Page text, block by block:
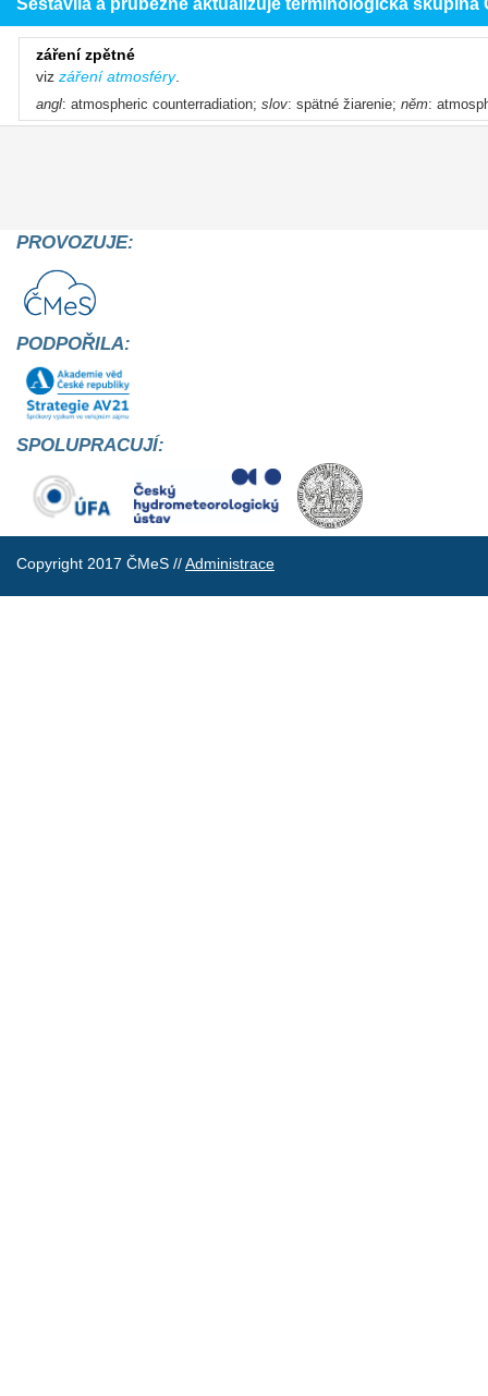
Sestavila a průběžné aktualizuje terminologická
záření zpětné
viz záření atmosféry.
angl: atmospheric counterradiation; slov: spätné žiarenie; něm:
PROVOZUJE:
PODPOŘILA:
SPOLUPRACUJÍ:
Copyright 2017 ČMeS //Administrace